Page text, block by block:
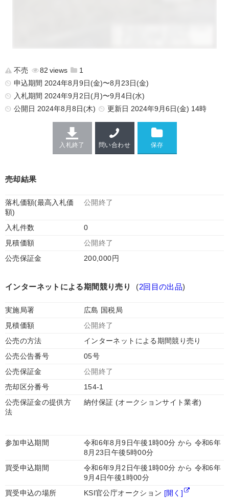
不売 82
1
申込期間 2024年8月9日(金)〜8月23日(金)
入札期間 2024年9月2日(月)〜9月4日(水)
公開日 2024年8月8日(木) 更新日 2024年9月6日(金) 14時
入札終了 問い合わせ
売却結果
落札価額(最高入札価
額)
公開終了
入札件数
0
見積価額
公開終了
公売保証金
200,000円
インターネットによる期間競り売り (2回目の出品)
実施局署
広島 国税局
見積価額
公開終了
公売の方法
インターネットによる期間競り売り
公売公告番号
05号
公売保証金
公開終了
売却区分番号
154-1
公売保証金の提供方
法
納付保証 (オークションサイト業者)
参加申込期間
令和6年8月9日午後1時00分 から 令和6年
8月23日午後5時00分
買受申込期間
令和6年9月2日午後1時00分 から 令和6年
9月4日午後1時00分
買受申込の場所
KSI官公庁オークション [開く]